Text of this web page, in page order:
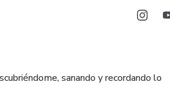
sanando y recordando lo